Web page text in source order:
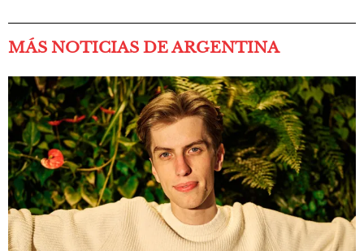
MÁS NOTICIAS DE ARGENTINA